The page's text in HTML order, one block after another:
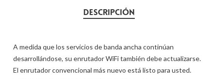
DESCRIPCIÓN
A medida que los servicios de banda ancha continúan
desarrollándose, su enrutador WiFi también debe actualizarse.
El enrutador convencional más nuevo está listo para usted.